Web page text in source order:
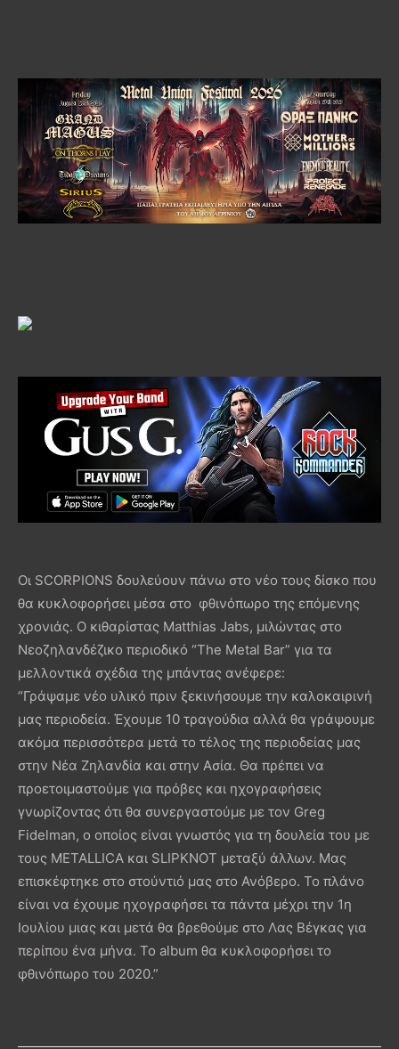
Οι SCORPIONS δουλεύουν πάνω στο νέο τους δίσκο που
θα κυκλοφορήσει μέσα στο φθινόπωρο της επόμενης
χρονιάς. Ο κιθαρίστας Matthias Jabs, μιλώντας στο
Νεοζηλανδέζικο περιοδικό “The Metal Bar” για τα
μελλοντικά σχέδια της μπάντας ανέφερε:
“Γράψαμε νέο υλικό πριν ξεκινήσουμε την καλοκαιρινή
μας περιοδεία. Έχουμε 10 τραγούδια αλλά θα γράψουμε
ακόμα περισσότερα μετά το τέλος της περιοδείας μας
στην Νέα Ζηλανδία και στην Ασία. Θα πρέπει να
προετοιμαστούμε για πρόβες και ηχογραφήσεις
γνωρίζοντας ότι θα συνεργαστούμε με τον Greg
Fidelman, ο οποίος είναι γνωστός για τη δουλεία του με
τους METALLICA και SLIPKNOT μεταξύ άλλων. Μας
επισκέφτηκε στο στούντιό μας στο Ανόβερο. Το πλάνο
είναι να έχουμε ηχογραφήσει τα πάντα μέχρι την 1η
Ιουλίου μιας και μετά θα βρεθούμε στο Λας Βέγκας για
περίπου ένα μήνα. Το album θα κυκλοφορήσει το
φθινόπωρο του 2020.”